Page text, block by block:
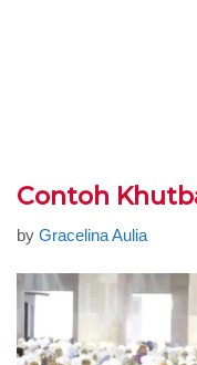
Contoh
by Gracelina Aulia